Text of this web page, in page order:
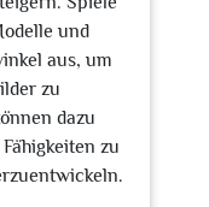
und
aus, um
zu
dazu
zu